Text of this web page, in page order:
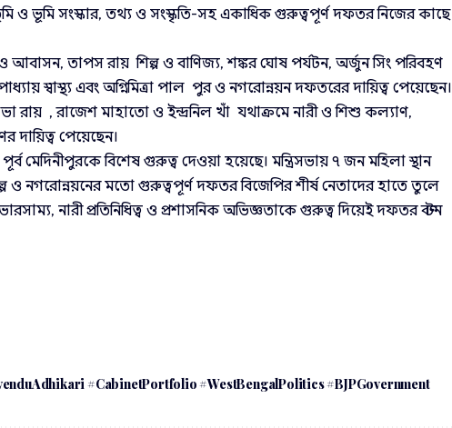
ও ভূমি সংস্কার, তথ্য ও সংস্কৃতি-সহ একাধিক গুরুত্বপূর্ণ দফতর নিজের কাছে
ও আবাসন, তাপস রায় শিল্প ও বাণিজ্য, শঙ্কর ঘোষ পর্যটন, অর্জুন সিং পরিবহণ
স্বাস্থ্য এবং অগ্নিমিত্রা পাল পুর ও নগরোন্নয়ন দফতরের দায়িত্ব পেয়েছেন।
রাভা রায় , রাজেশ মাহাতো ও ইন্দ্রনিল খাঁ যথাক্রমে নারী ও শিশু কল্যাণ,
দায়িত্ব পেয়েছেন।
মেদিনীপুরকে বিশেষ গুরুত্ব দেওয়া হয়েছে। মন্ত্রিসভায় ৭ জন মহিলা স্থান
ও নগরোন্নয়নের মতো গুরুত্বপূর্ণ দফতর বিজেপির শীর্ষ নেতাদের হাতে তুলে
নারী প্রতিনিধিত্ব ও প্রশাসনিক অভিজ্ঞতাকে গুরুত্ব দিয়েই দফতর বণ্টন
#CabinetPortfolio #WestBengalPolitics #BJPGovernment